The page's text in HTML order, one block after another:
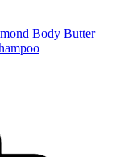
Body Butter